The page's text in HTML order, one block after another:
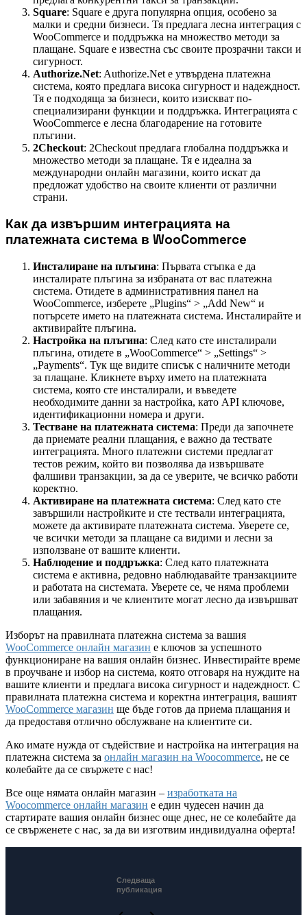
Square: Square е друга популярна опция, особено за
малки и средни бизнеси. Тя предлага лесна интеграция с
WooCommerce и поддръжка на множество методи за
плащане. Square е известна със своите прозрачни такси и
сигурност.
Authorize.Net: Authorize.Net е утвърдена платежна
система, която предлага висока сигурност и надеждност.
Тя е подходяща за бизнеси, които изискват по-
специализирани функции и поддръжка. Интеграцията с
WooCommerce е лесна благодарение на готовите
плъгини.
2Checkout: 2Checkout предлага глобална поддръжка и
множество методи за плащане. Тя е идеална за
международни онлайн магазини, които искат да
предложат удобство на своите клиенти от различни
страни.
Как да извършим интеграцията на
платежната система в WooCommerce
Инсталиране на плъгина: Първата стъпка е да
инсталирате плъгина за избраната от вас платежна
система. Отидете в административния панел на
WooCommerce, изберете „Plugins“ > „Add New“ и
потърсете името на платежната система. Инсталирайте и
активирайте плъгина.
Настройка на плъгина: След като сте инсталирали
плъгина, отидете в „WooCommerce“ > „Settings“ >
„Payments“. Тук ще видите списък с наличните методи
за плащане. Кликнете върху името на платежната
система, която сте инсталирали, и въведете
необходимите данни за настройка, като API ключове,
идентификационни номера и други.
Тестване на платежната система: Преди да започнете
да приемате реални плащания, е важно да тествате
интеграцията. Много платежни системи предлагат
тестов режим, който ви позволява да извършвате
фалшиви транзакции, за да се уверите, че всичко работи
коректно.
Активиране на платежната система: След като сте
завършили настройките и сте тествали интеграцията,
можете да активирате платежната система. Уверете се,
че всички методи за плащане са видими и лесни за
използване от вашите клиенти.
Наблюдение и поддръжка: След като платежната
система е активна, редовно наблюдавайте транзакциите
и работата на системата. Уверете се, че няма проблеми
или забавяния и че клиентите могат лесно да извършват
плащания.
Изборът на правилната платежна система за вашия
WooCommerce онлайн магазин е ключов за успешното
функциониране на вашия онлайн бизнес. Инвестирайте време
в проучване и избор на система, която отговаря на нуждите на
вашите клиенти и предлага висока сигурност и надеждност. С
правилната платежна система и коректна интеграция, вашият
WooCommerce магазин ще бъде готов да приема плащания и
да предоставя отлично обслужване на клиентите си.
Ако имате нужда от съдействие и настройка на интеграция на
платежна система за онлайн магазин на Woocommerce, не се
колебайте да се свържете с нас!
Все още нямата онлайн магазин – изработката на
Woocommerce онлайн магазин е един чудесен начин да
стартирате вашия онлайн бизнес още днес, не се колебайте да
се свърженете с нас, за да ви изготвим индивидуална оферта!
Следваща
публикация